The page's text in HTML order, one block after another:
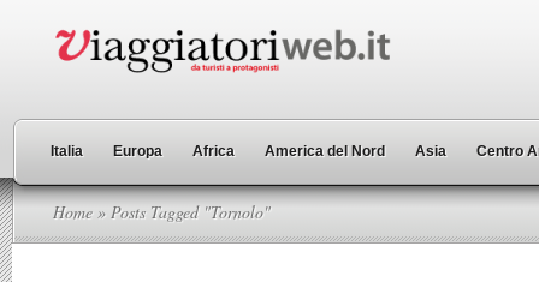
Italia Europa Africa America del Nord Asia Centro
Home » Posts Tagged "Tornolo"